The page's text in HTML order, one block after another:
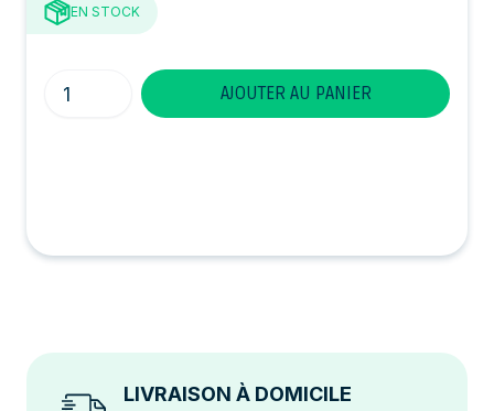
EN STOCK
Quantité
AJOUTER AU PANIER
LIVRAISON À DOMICILE